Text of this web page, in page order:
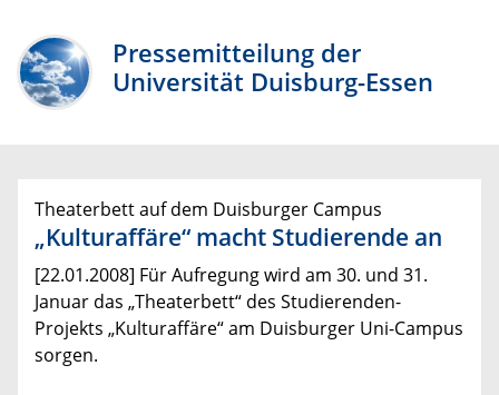
Pressemitteilung der
Universität Duisburg-Essen
Theaterbett auf dem Duisburger Campus
„Kulturaffäre“ macht Studierende an
[22.01.2008] Für Aufregung wird am 30. und 31.
Januar das „Theaterbett“ des Studierenden-
Projekts „Kulturaffäre“ am Duisburger Uni-Campus
sorgen.